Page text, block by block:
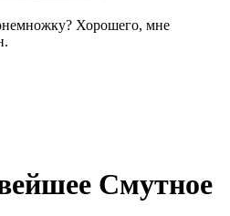
Хорошего, мне
Смутное